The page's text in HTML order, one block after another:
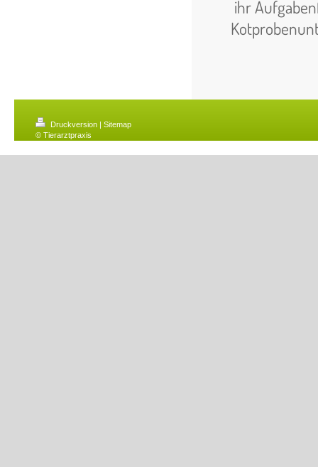
ihr
Druckversion | Sitemap
© Tierarztpraxis